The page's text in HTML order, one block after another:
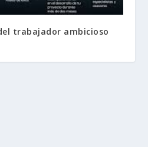
trabajador ambicioso